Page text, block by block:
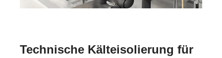
Technische Kälteisolierung für